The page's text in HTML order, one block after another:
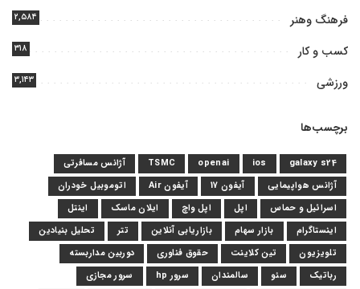
فرهنگ وهنر ۲,۵۸۴
کسب و کار ۳۱۸
ورزشی ۳,۱۴۳
برچسب‌ها
galaxy s24
ios
openai
TSMC
آژانس مسافرتی
آژانس هواپیمایی
آیفون 17 آیفون Air
اتوموبیل خودران
اسرائیل و حماس
اپل اپل واچ ایلان ماسک
اینتل
اینستاگرام
بازار سهام بازاریابی آنلاین تتر
تحلیل بنیادین
تلویزیون
تین کلاینت حقوق فناوری
دوربین مداربسته
رباتیک
سئو سالمندان سرور hp
سرور مجازی